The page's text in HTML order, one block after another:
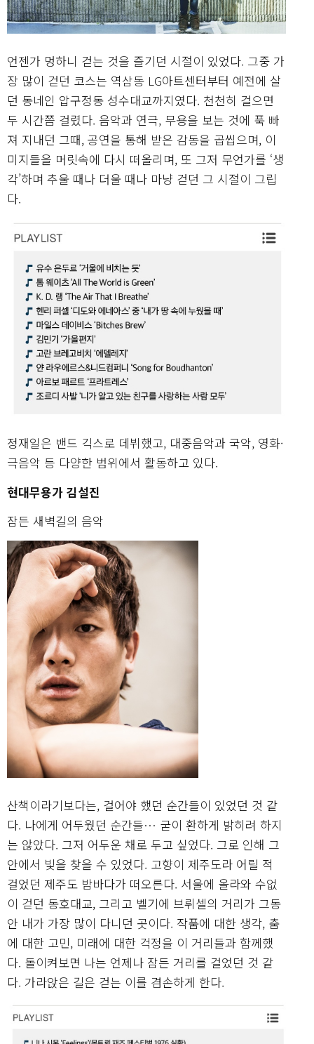
언젠가 멍하니 걷는 것을 즐기던 시절이 있었다. 그중 가
장 많이 걷던 코스는 역삼동 LG아트센터부터 예전에 살
던 동네인 압구정동 성수대교까지였다. 천천히 걸으면
두 시간쯤 걸렸다. 음악과 연극, 무용을 보는 것에 푹 빠
져 지내던 그때, 공연을 통해 받은 감동을 곱씹으며, 이
미지들을 머릿속에 다시 떠올리며, 또 그저 무언가를 ‘생
각’하며 추울 때나 더울 때나 마냥 걷던 그 시절이 그립
다.
정재일은 밴드 긱스로 데뷔했고, 대중음악과 국악, 영화·
극음악 등 다양한 범위에서 활동하고 있다.
현대무용가 김설진
잠든 새벽길의 음악
산책이라기보다는, 걸어야 했던 순간들이 있었던 것 같
다. 나에게 어두웠던 순간들… 굳이 환하게 밝히려 하지
는 않았다. 그저 어두운 채로 두고 싶었다. 그로 인해 그
안에서 빛을 찾을 수 있었다. 고향이 제주도라 어릴 적
걸었던 제주도 밤바다가 떠오른다. 서울에 올라와 수없
이 걷던 동호대교, 그리고 벨기에 브뤼셀의 거리가 그동
안 내가 가장 많이 다니던 곳이다. 작품에 대한 생각, 춤
에 대한 고민, 미래에 대한 걱정을 이 거리들과 함께했
다. 돌이켜보면 나는 언제나 잠든 거리를 걸었던 것 같
다. 가라앉은 길은 걷는 이를 겸손하게 한다.